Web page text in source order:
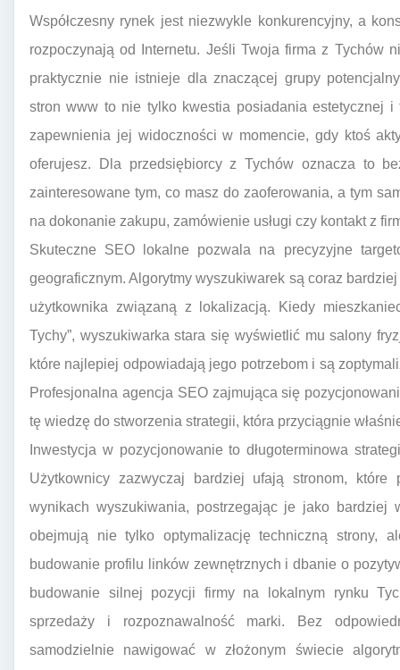
Współczesny rynek jest niezwykle konkurencyjny, a
rozpoczynają od Internetu. Jeśli Twoja firma z Tychów
praktycznie nie istnieje dla znaczącej grupy
stron www to nie tylko kwestia posiadania estetycznej
zapewnienia jej widoczności w momencie, gdy ktoś
oferujesz. Dla przedsiębiorcy z Tychów oznacza to
zainteresowane tym, co masz do zaoferowania, a tym
na dokonanie zakupu, zamówienie usługi czy kontakt z
Skuteczne SEO lokalne pozwala na precyzyjne
geograficznym. Algorytmy wyszukiwarek są coraz
użytkownika związaną z lokalizacją. Kiedy
Tychy”, wyszukiwarka stara się wyświetlić mu salony
które najlepiej odpowiadają jego potrzebom i są
Profesjonalna agencja SEO zajmująca się
tę wiedzę do stworzenia strategii, która przyciągnie
Inwestycja w pozycjonowanie to długoterminowa
Użytkownicy zazwyczaj bardziej ufają stronom,
wynikach wyszukiwania, postrzegając je jako bardziej
obejmują nie tylko optymalizację techniczną strony,
budowanie profilu linków zewnętrznych i dbanie o
budowanie silnej pozycji firmy na lokalnym rynku
sprzedaży i rozpoznawalność marki. Bez
samodzielnie nawigować w złożonym świecie